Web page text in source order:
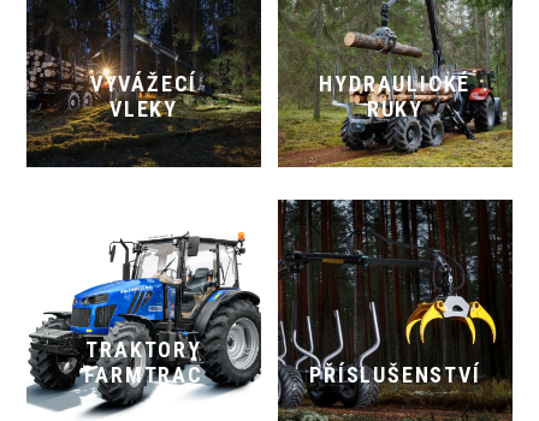
VYVÁŽECÍ
VLEKY
HYDRAULICKÉ
RUKY
TRAKTORY
FARMTRAC
PŘÍSLUŠENSTVÍ